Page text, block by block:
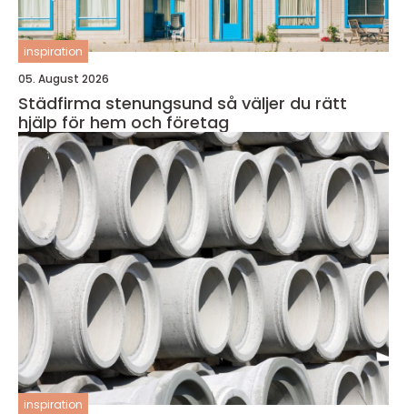
inspiration
05. August 2026
Städfirma stenungsund så väljer du rätt
hjälp för hem och företag
inspiration